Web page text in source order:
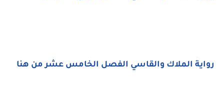
رواية الملاك والقاسي الفصل الخامس عشر من هنا